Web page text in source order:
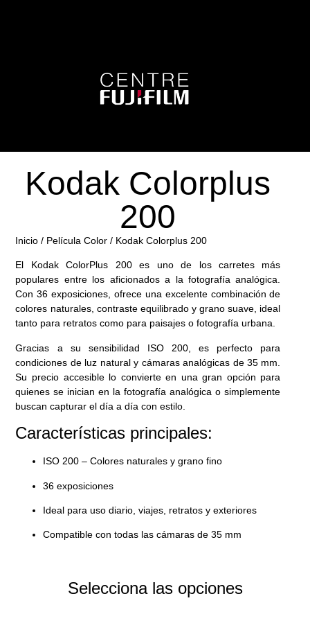
Kodak Colorplus
200
Inicio / Película Color / Kodak Colorplus 200
El Kodak ColorPlus 200es uno de los carretes más
populares entre los aficionados a la fotografía analógica.
Con36 exposiciones, ofrece una excelente combinación de
colores naturales, contraste equilibradoygrano suave, ideal
tanto para retratos como para paisajes o fotografía urbana.
Gracias a su sensibilidad ISO 200, es perfecto para
condiciones de luz natural y cámaras analógicas de 35 mm.
Su precio accesible lo convierte en una gran opción para
quienes se inician en la fotografía analógica o simplemente
buscan capturar el día a día con estilo.
Características principales:
ISO 200 – Colores naturales y grano fino
36 exposiciones
Ideal para uso diario, viajes, retratos y exteriores
Compatible con todas las cámaras de 35 mm
Selecciona las opciones